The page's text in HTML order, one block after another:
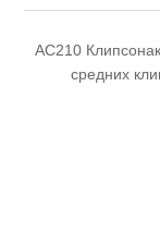
AC210
средних